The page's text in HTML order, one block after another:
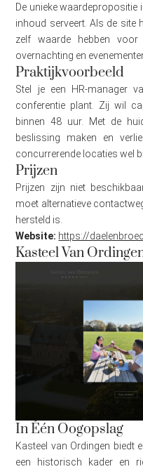
De unieke waardepropositie
inhoud serveert. Als de site
zelf waarde hebben voor
overnachting en
Praktijkvoorbeeld
Stel je een HR-manager
conferentie plant. Zij wil
binnen 48 uur. Met de
beslissing maken en
concurrerende locaties wel
Prijzen
Prijzen zijn niet
moet alternatieve
hersteld is.
Website: https://
Kasteel Van
In Één Oogopslag
Kasteel van Ordingen biedt
een historisch kader en